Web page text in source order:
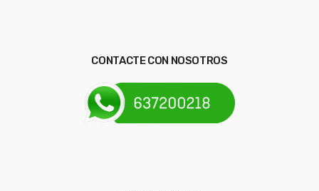
CONTACTE CON NOSOTROS